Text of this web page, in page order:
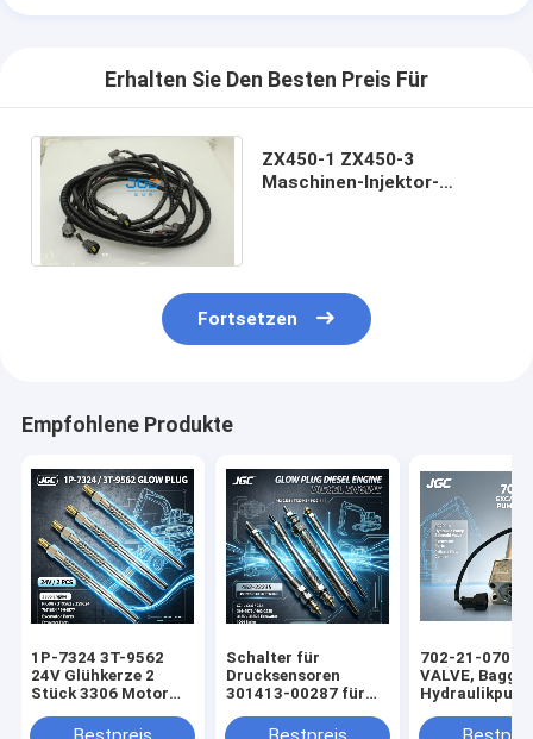
Erhalten Sie Den Besten Preis Für
ZX450-1 ZX450-3
Maschinen-Injektor-
Fortsetzen
Empfohlene Produkte
1P-7324 3T-9562
24V Glühkerze 2
Stück 3306 Motor
Glühkerze für PK-98
Schalter für
Drucksensoren
301413-00287 für
DX225
702-21-07010
VALVE, Bagger
PC200-6